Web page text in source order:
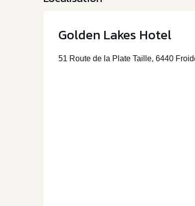
Golden Lakes Hotel
51 Route de la Plate Taille, 6440